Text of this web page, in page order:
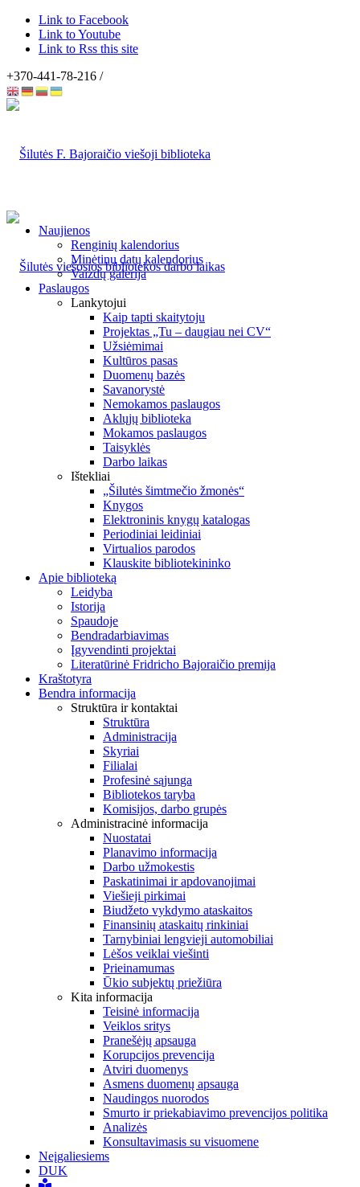
Link to Facebook
Link to Youtube
Link to Rss this site
+370-441-78-216 /
Naujienos
Renginių kalendorius
Minėtinų datų kalendorius
Vaizdų galerija
Paslaugos
Lankytojui
Kaip tapti skaitytoju
Projektas „Tu – daugiau nei CV“
Užsiėmimai
Kultūros pasas
Duomenų bazės
Savanorystė
Nemokamos paslaugos
Aklųjų biblioteka
Mokamos paslaugos
Taisyklės
Darbo laikas
Ištekliai
„Šilutės šimtmečio žmonės“
Knygos
Elektroninis knygų katalogas
Periodiniai leidiniai
Virtualios parodos
Klauskite bibliotekininko
Apie biblioteką
Leidyba
Istorija
Spaudoje
Bendradarbiavimas
Įgyvendinti projektai
Literatūrinė Fridricho Bajoraičio premija
Kraštotyra
Bendra informacija
Struktūra ir kontaktai
Struktūra
Administracija
Skyriai
Filialai
Profesinė sąjunga
Bibliotekos taryba
Komisijos, darbo grupės
Administracinė informacija
Nuostatai
Planavimo informacija
Darbo užmokestis
Paskatinimai ir apdovanojimai
Viešieji pirkimai
Biudžeto vykdymo ataskaitos
Finansinių ataskaitų rinkiniai
Tarnybiniai lengvieji automobiliai
Lėšos veiklai viešinti
Prieinamumas
Ūkio subjektų priežiūra
Kita informacija
Teisinė informacija
Veiklos sritys
Pranešėjų apsauga
Korupcijos prevencija
Atviri duomenys
Asmens duomenų apsauga
Naudingos nuorodos
Smurto ir priekabiavimo prevencijos politika
Analizės
Konsultavimasis su visuomene
Neįgaliesiems
DUK